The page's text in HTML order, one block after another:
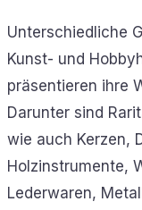
Unterschiedliche
Kunst- und
präsentieren ihre
Darunter sind
wie auch Kerzen,
Holzinstrumente,
Lederwaren,